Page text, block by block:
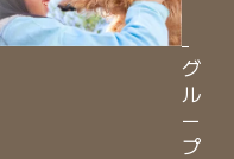
グ
ル
ー
プ